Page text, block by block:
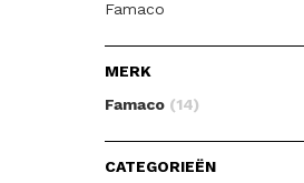
Famaco
MERK
Famaco (14)
CATEGORIEËN